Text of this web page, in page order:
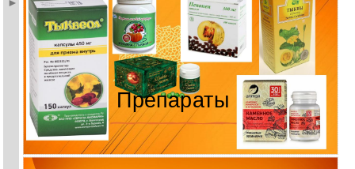
Препараты